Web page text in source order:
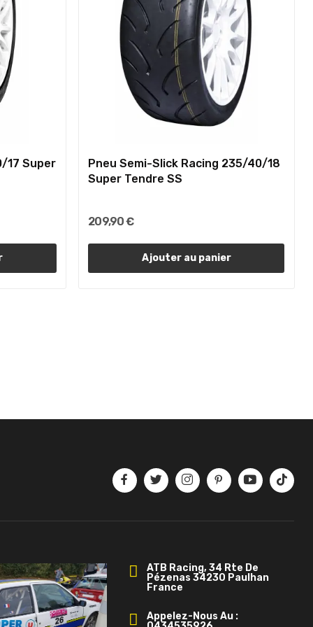
17 Super
Pneu Semi-Slick Racing 235/40/18
Super Tendre SS
209,90 €
Ajouter au panier
ATB Racing, 34 Rte De
Pézenas 34230 Paulhan
France
Appelez-Nous Au :